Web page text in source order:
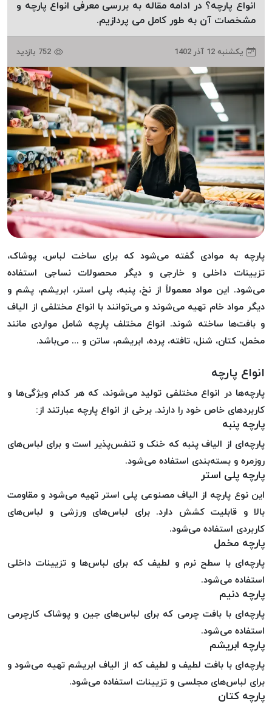
دوخت
کومو
دوخت
دلتا
دوخت
اکو
E.K.O
نخ
بافت
موم
خورده
بافت
موم
خورده
کُرد
KORD
نخ
امگا
OMEGA
موم
خورده
میلانو
MILANO
نخ
بافت
خورده
لیمکس
بافت
موم
تریشه
امگا
انواع پارچه؟ در ادامه مقاله به بررسی معرفی انواع پارچه و
مشخصات آن به طور کامل می پردازیم.
يكشنبه 12 آذر 1402 752 بازدید
پارچه به موادی گفته می‌شود که برای ساخت لباس، پوشاک،
تزیینات داخلی و خارجی و دیگر محصولات نساجی استفاده
می‌شود. این مواد معمولاً از نخ، پنبه، پلی استر، ابریشم، پشم و
دیگر مواد خام تهیه می‌شوند و می‌توانند با انواع مختلفی از الیاف
و بافت‌ها ساخته شوند. انواع مختلف پارچه شامل مواردی مانند
مخمل، کتان، شنل، تافته، پرده، ابریشم، ساتن و ... می‌باشد.
انواع پارچه
پارچه‌ها در انواع مختلفی تولید می‌شوند، که هر کدام ویژگی‌ها و
کاربردهای خاص خود را دارند. برخی از انواع پارچه عبارتند از:
پارچه‌ پنبه
پارچه‌ای از الیاف پنبه که خنک و تنفس‌پذیر است و برای لباس‌های
روزمره و بسته‌بندی استفاده می‌شود.
پارچه‌ پلی استر
این نوع پارچه از الیاف مصنوعی پلی استر تهیه می‌شود و مقاومت
بالا و قابلیت کشش دارد. برای لباس‌های ورزشی و لباس‌های
کاربردی استفاده می‌شود.
پارچه‌ مخمل
پارچه‌ای با سطح نرم و لطیف که برای لباس‌ها و تزیینات داخلی
استفاده می‌شود.
پارچه‌ دنیم
پارچه‌ای با بافت چرمی که برای لباس‌های جین و پوشاک کارچرمی
استفاده می‌شود.
پارچه‌ ابریشم
پارچه‌ای با بافت لطیف و لطیف که از الیاف ابریشم تهیه می‌شود و
برای لباس‌های مجلسی و تزیینات استفاده می‌شود.
پارچه‌ کتان